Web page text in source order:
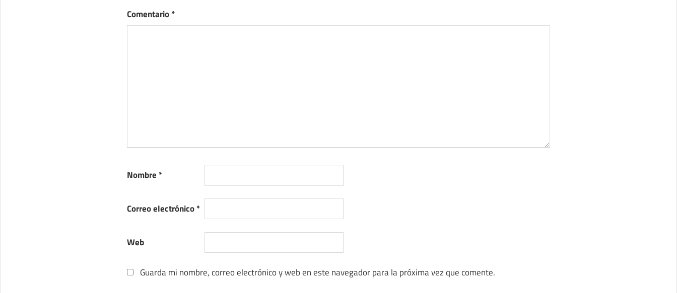
Comentario*
Nombre *
Correo electrónico*
Web
Guarda mi nombre, correo electrónico y web en este navegador para la próxima vez que comente.